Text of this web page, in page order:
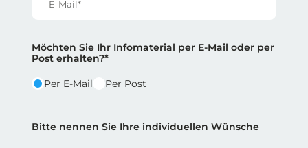
Reihe 2
Reihe 2 | Spalte 1
Möchten Sie Ihr Infomaterial per E-Mail oder per
Post erhalten?*
Per E-Mail Per Post
Reihe 2 | Spalte 2
Bitte nennen Sie Ihre individuellen Wünsche